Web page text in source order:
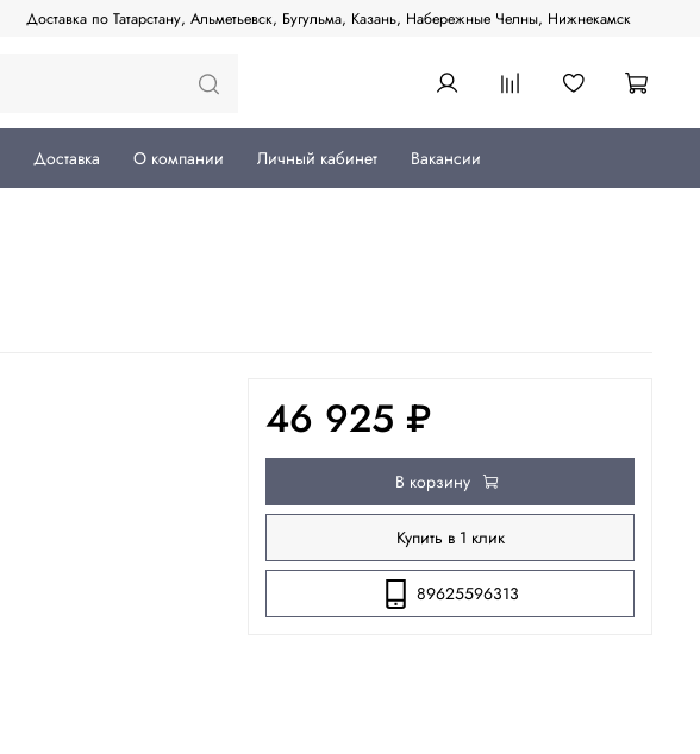
Доставка по Татарстану, Альметьевск, Бугульма, Казань, Набережные Челны, Нижнекамск
Доставка О компании Личный кабинет
Вакансии
46 925 ₽
В корзину
Купить в 1 клик
89625596313